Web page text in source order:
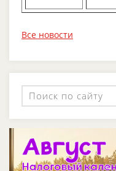
Все новости